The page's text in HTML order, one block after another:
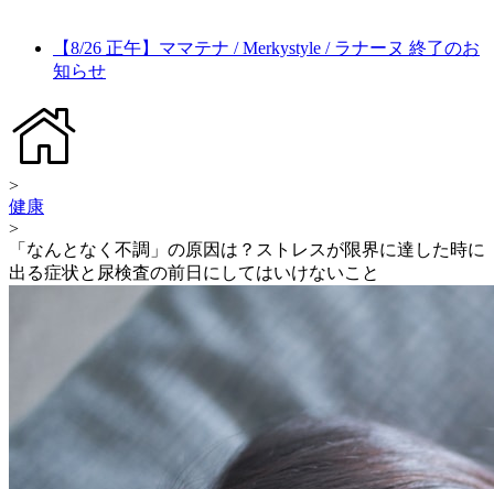
【8/26 正午】ママテナ / Merkystyle / ラナーヌ 終了のお
知らせ
>
健康
>
「なんとなく不調」の原因は？ストレスが限界に達した時に
出る症状と尿検査の前日にしてはいけないこと